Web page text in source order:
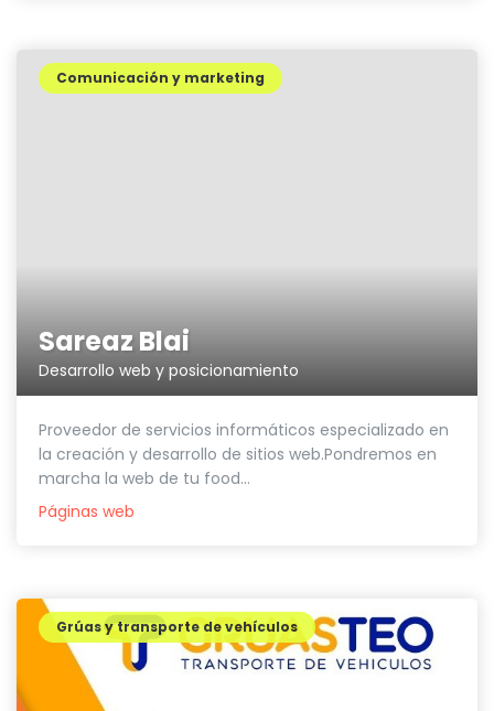
Sareaz Blai
Desarrollo web y posicionamiento
Comunicación y marketing
Proveedor de servicios informáticos especializado en
la creación y desarrollo de sitios web.Pondremos en
marcha la web de tu food...
Páginas web
Grúas y transporte de vehículos